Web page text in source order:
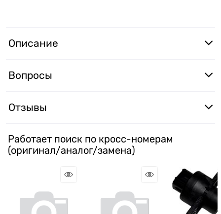
Описание
Вопросы
Отзывы
Работает поиск по кросс-номерам
(оригинал/аналог/замена)